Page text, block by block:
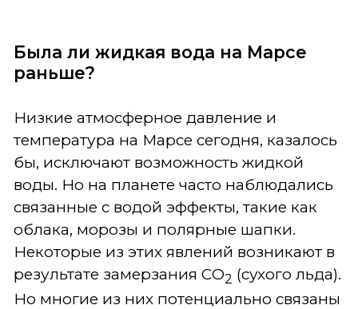
Была ли жидкая вода на Марсе
раньше?
Низкие атмосферное давление и
температура на Марсе сегодня, казалось
бы, исключают возможность жидкой
воды. Но на планете часто наблюдались
связанные с водой эффекты, такие как
облака, морозы и полярные шапки.
Некоторые из этих явлений возникают в
результате замерзания CO2 (сухого льда).
Но многие из них потенциально связаны